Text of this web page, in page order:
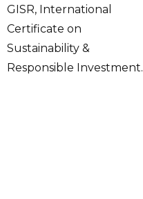
GISR, International
Certificate on
Sustainability &
Responsible Investment.